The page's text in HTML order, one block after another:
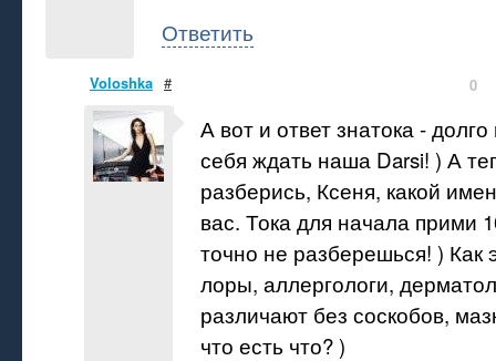
Ответить
Voloshka # 0
А вот и ответ знатока -
себя ждать наша Darsi! ) А
разберись, Ксеня, какой
вас. Тока для начала прими
точно не разберешься! ) Как
лоры, аллергологи,
различают без соскобов,
что есть что? )